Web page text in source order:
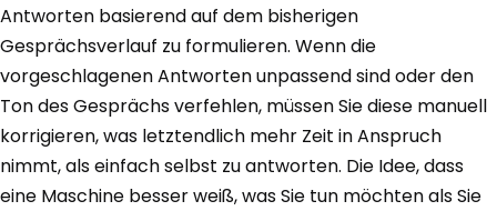
Antworten basierend auf dem bisherigen
Gesprächsverlauf zu formulieren. Wenn die
vorgeschlagenen Antworten unpassend sind oder den
Ton des Gesprächs verfehlen, müssen Sie diese manuell
korrigieren, was letztendlich mehr Zeit in Anspruch
nimmt, als einfach selbst zu antworten. Die Idee, dass
eine Maschine besser weiß, was Sie tun möchten als Sie